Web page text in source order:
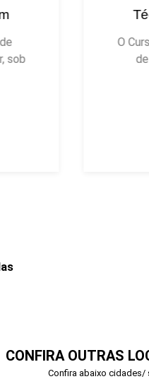
Técnico
O Curso de
de Técnico
CONFIRA OUTRAS
Confira abaixo cidades/